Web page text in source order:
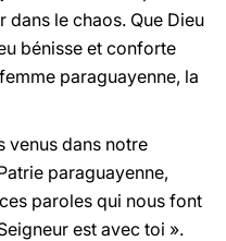
dans le chaos. Que Dieu
bénisse et conforte
paraguayenne, la
venus dans notre
paraguayenne,
paroles qui nous font
est avec toi ».